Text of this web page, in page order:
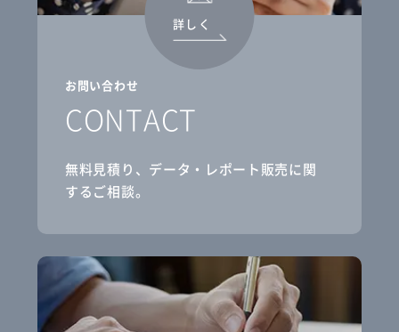
お問い合わせ
CONTACT
無料見積り、データ・レポート販売に関
するご相談。
詳しく